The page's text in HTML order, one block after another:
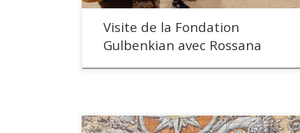
Visite de la Fondation
Gulbenkian avec Rossana